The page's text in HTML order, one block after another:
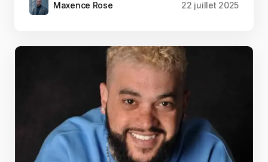
Maxence Rose 22 juillet 2025